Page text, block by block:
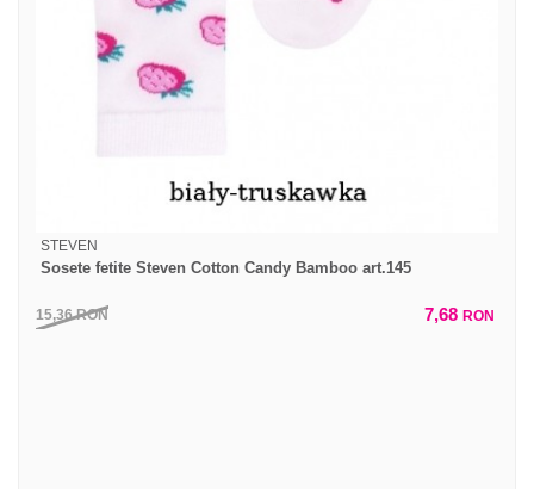
STEVEN
Sosete fetite Steven Cotton Candy Bamboo art.145
15,36RON 7,68 RON